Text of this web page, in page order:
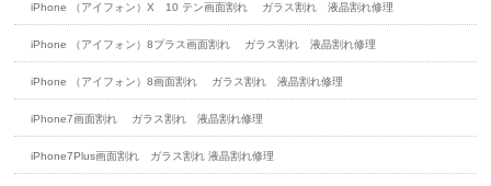
iPhone （アイフォン）X 10 テン画面割れ ガラス割れ 液晶割れ修理
iPhone （アイフォン）8プラス画面割れ ガラス割れ 液晶割れ修理
iPhone （アイフォン）8画面割れ ガラス割れ 液晶割れ修理
iPhone7画面割れ ガラス割れ 液晶割れ修理
iPhone7Plus画面割れ ガラス割れ 液晶割れ修理